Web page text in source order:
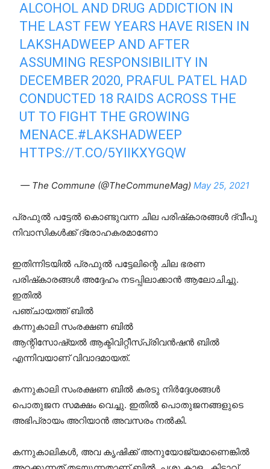
ALCOHOL AND DRUG ADDICTION IN
THE LAST FEW YEARS HAVE RISEN IN
LAKSHADWEEP AND AFTER
ASSUMING RESPONSIBILITY IN
DECEMBER 2020, PRAFUL PATEL HAD
CONDUCTED 18 RAIDS ACROSS THE
UT TO FIGHT THE GROWING
MENACE.#LAKSHADWEEP
HTTPS://T.CO/5YIIKXYGQW
— The Commune (@TheCommuneMag) May 25, 2021
പ്രഫുല്‍ പട്ടേല്‍ കൊണ്ടുവന്ന ചില പരിഷ്‌കാരങ്ങള്‍ ദ്വീപു
നിവാസികള്‍ക്ക് ദ്രോഹകരമാണോ
ഇതിന്നിടയില്‍ പ്രഫുല്‍ പട്ടേലിന്റെ ചില ഭരണ
പരിഷ്‌കാരങ്ങള്‍ അദ്ദേഹം നടപ്പിലാക്കാന്‍ ആലോചിച്ചു.
ഇതില്‍
പഞ്ചായത്ത് ബില്‍
കന്നുകാലി സംരക്ഷണ ബില്‍
ആന്റിസോഷ്യല്‍ ആക്ടിവിറ്റീസ്പ്രിവന്‍ഷന്‍ ബില്‍
എന്നിവയാണ് വിവാദമായത്.
കന്നുകാലി സംരക്ഷണ ബില്‍ കരടു നിര്‍ദ്ദേശങ്ങള്‍
പൊതുജന സമക്ഷം വെച്ചു. ഇതില്‍ പൊതുജനങ്ങളുടെ
അഭിപ്രായം അറിയാന്‍ അവസരം നല്‍കി.
കന്നുകാലികള്‍, അവ കൃഷിക്ക് അനുയോജ്യമാണെങ്കില്‍